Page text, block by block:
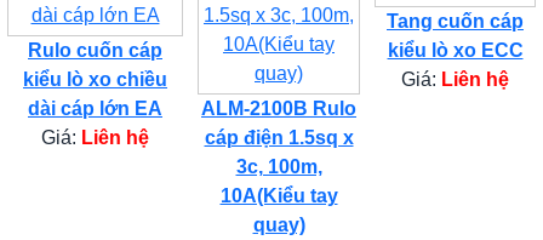
Rulo cuốn cáp
kiểu lò xo chiều
dài cáp lớn EA
Giá: Liên hệ
ALM-2100B Rulo
cáp điện 1.5sq x
3c, 100m,
10A(Kiểu tay
quay)
Tang cuốn cáp
kiểu lò xo ECC
Giá: Liên hệ